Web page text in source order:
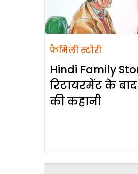
फैमिली स्टोरी
Hindi Family
रिटायरमेंट के
की कहानी